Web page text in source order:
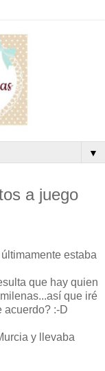
▼
a juego
estaba
que hay quien
que iré
acuerdo? :-D
y llevaba